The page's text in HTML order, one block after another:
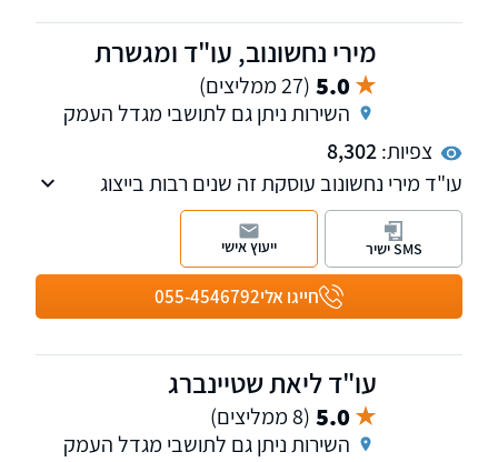
מירי נחשונוב, עו"ד ומגשרת
5.0 (27 ממליצים)
השירות ניתן גם לתושבי מגדל העמק
צפיות:8,302
עו"ד מירי נחשונוב עוסקת זה שנים רבות בייצוג
לקוחות מול משרד הפנים - רשות האוכלוסין
וההגירה, ומביאה עמה ידע משפטי מעמיק, ניסיון
רב שנים ויכולת מוכחת להתמודדות עם חסמים
בירוקרטיים מורכבים.חייגו אלי055-4546792
SMS ישיר ייעוץ אישי
עו"ד ליאת שטיינברג
5.0 (8 ממליצים)
השירות ניתן גם לתושבי מגדל העמק